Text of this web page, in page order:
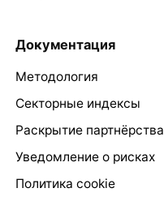
Документация
Методология
Секторные индексы
Раскрытие партнёрства
Уведомление о рисках
Политика cookie